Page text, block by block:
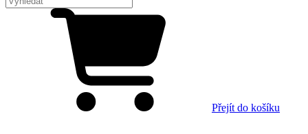
Přejít do košíku